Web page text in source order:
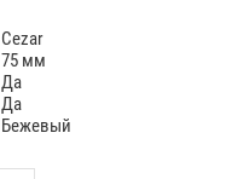
Cezar
75 мм
Да
Да
Бежевый